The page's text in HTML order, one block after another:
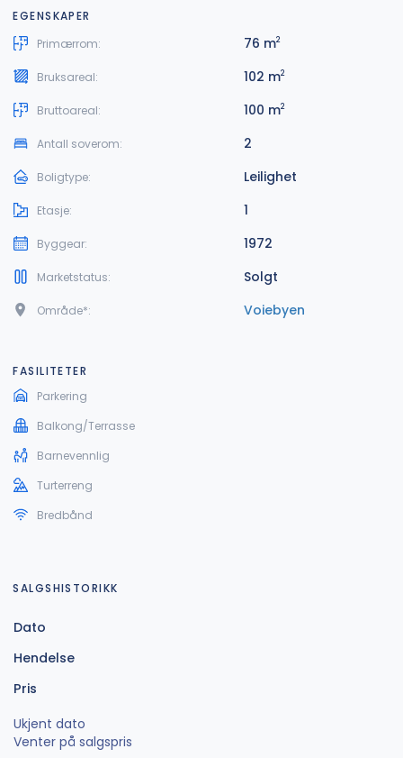
EGENSKAPER
Primærrom:
76 m2
Bruksareal: 102 m2
Bruttoareal: 100 m2
Antall soverom: 2
Boligtype: Leilighet
Etasje: 1
Byggear: 1972
Marketstatus: Solgt
Område*: Voiebyen
FASILITETER
Parkering
Balkong/Terrasse
Barnevennlig
Turterreng
Bredbånd
SALGSHISTORIKK
Dato
Hendelse
Pris
Ukjent dato
Venter på salgspris